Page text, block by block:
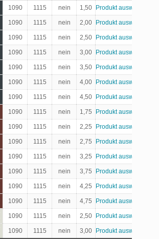
1090 1115 nein 1,50 Produkt auswählen
1090 1115 nein 2,00 Produkt auswählen
1090 1115 nein 2,50 Produkt auswählen
1090 1115 nein 3,00 Produkt auswählen
1090 1115 nein 3,50 Produkt auswählen
1090 1115 nein 4,00 Produkt auswählen
1090 1115 nein 4,50 Produkt auswählen
1090 1115 nein 1,75 Produkt auswählen
1090 1115 nein 2,25 Produkt auswählen
1090 1115 nein 2,75 Produkt auswählen
1090 1115 nein 3,25 Produkt auswählen
1090 1115 nein 3,75 Produkt auswählen
1090 1115 nein 4,25 Produkt auswählen
1090 1115 nein 4,75 Produkt auswählen
1090 1115 nein 2,50 Produkt auswählen
1090 1115 nein 3,00 Produkt auswählen